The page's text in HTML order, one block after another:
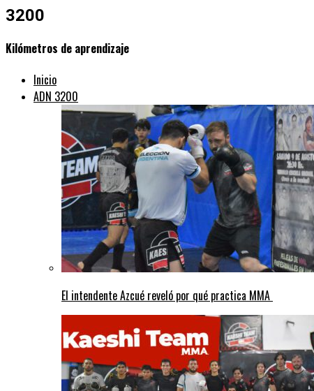
3200
Kilómetros de aprendizaje
Inicio
ADN 3200
El intendente Azcué reveló por qué practica MMA